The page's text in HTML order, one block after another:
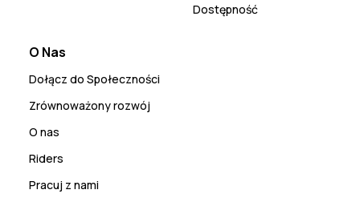
Dostępność
O Nas
Dołącz do Społeczności
Zrównoważony rozwój
O nas
Riders
Pracuj z nami